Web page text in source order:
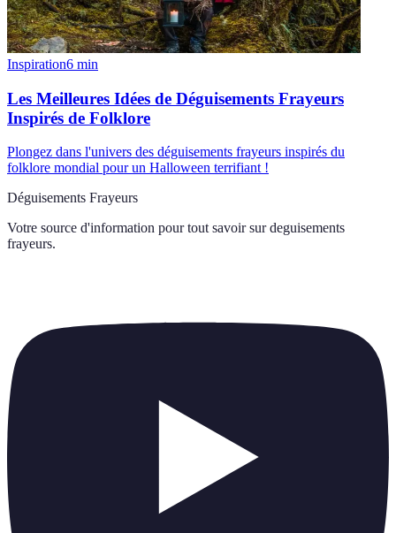
Inspiration6 min
Les Meilleures Idées de Déguisements Frayeurs
Inspirés de Folklore
Plongez dans l'univers des déguisements frayeurs inspirés du
folklore mondial pour un Halloween terrifiant !
Déguisements Frayeurs
Votre source d'information pour tout savoir sur deguisements
frayeurs.